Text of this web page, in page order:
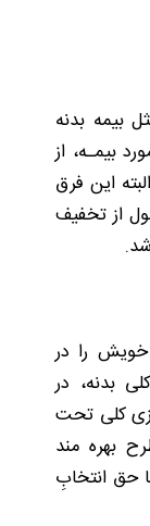
بیمه ‌بدنه
بیمـه، از
این فرق
از تخفیف
خویش را در
بدنه، در
کلی تحت
بهره مند
حق انتخابِ